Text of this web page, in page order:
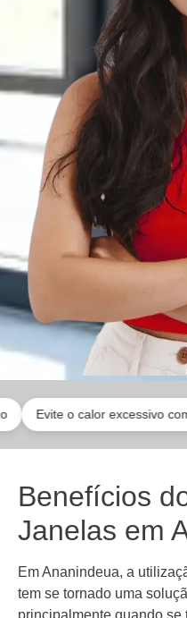
o calor excessivo com
Benefícios
Janelas em
Em Ananindeua, a
tem se tornado uma
principalmente quando se